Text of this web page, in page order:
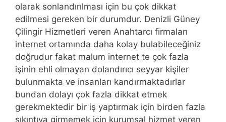
olarak sonlandırılması için bu çok dikkat
edilmesi gereken bir durumdur. Denizli Güney
Çilingir Hizmetleri veren Anahtarcı firmaları
internet ortamında daha kolay bulabileceğiniz
doğrudur fakat malum internet te çok fazla
işinin ehli olmayan dolandırıcı seyyar kişiler
bulunmakta ve insanları kandırmaktadırlar
bundan dolayı çok fazla dikkat etmek
gerekmektedir bir iş yaptırmak için birden fazla
sıkıntıya girmemek için kurumsal hizmet veren